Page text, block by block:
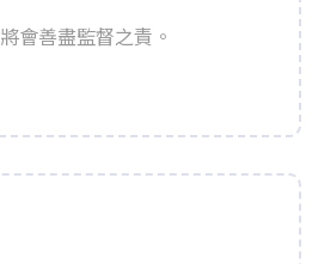
會善盡監督之責。